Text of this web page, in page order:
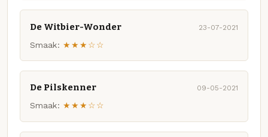
De Witbier-Wonder 23-07-2021
Smaak: ★★★☆☆
De Pilskenner 09-05-2021
Smaak: ★★★☆☆